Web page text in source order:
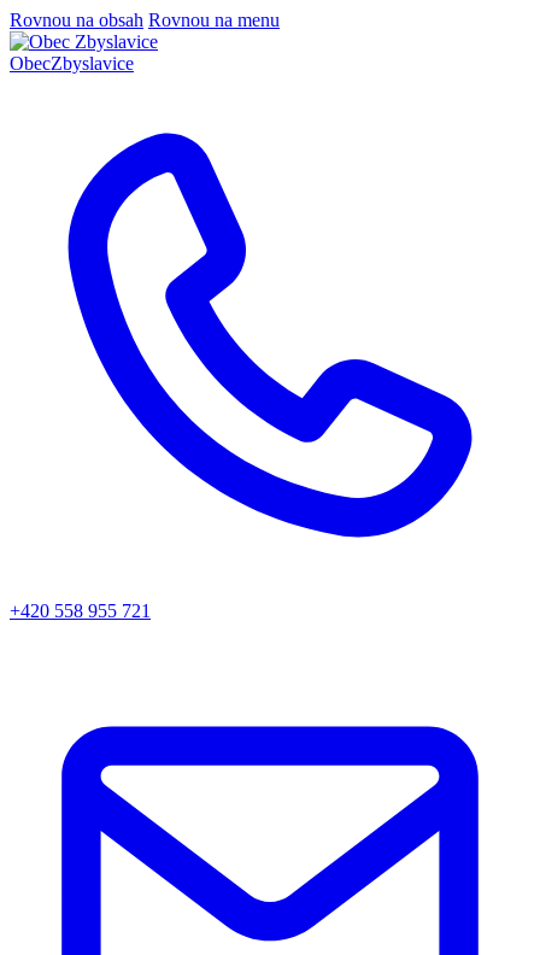
Rovnou na obsah Rovnou na menu
ObecZbyslavice
+420 558 955 721